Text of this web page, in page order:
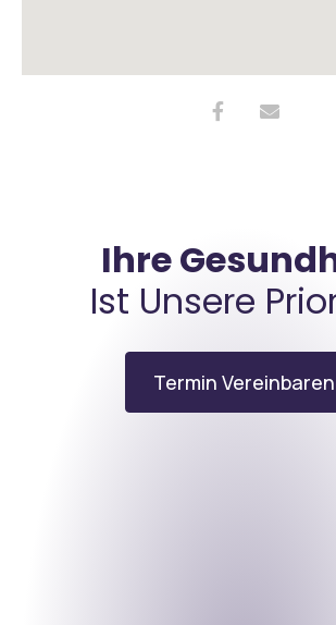
Ihre
Ist Unsere
Termin Vereinbaren